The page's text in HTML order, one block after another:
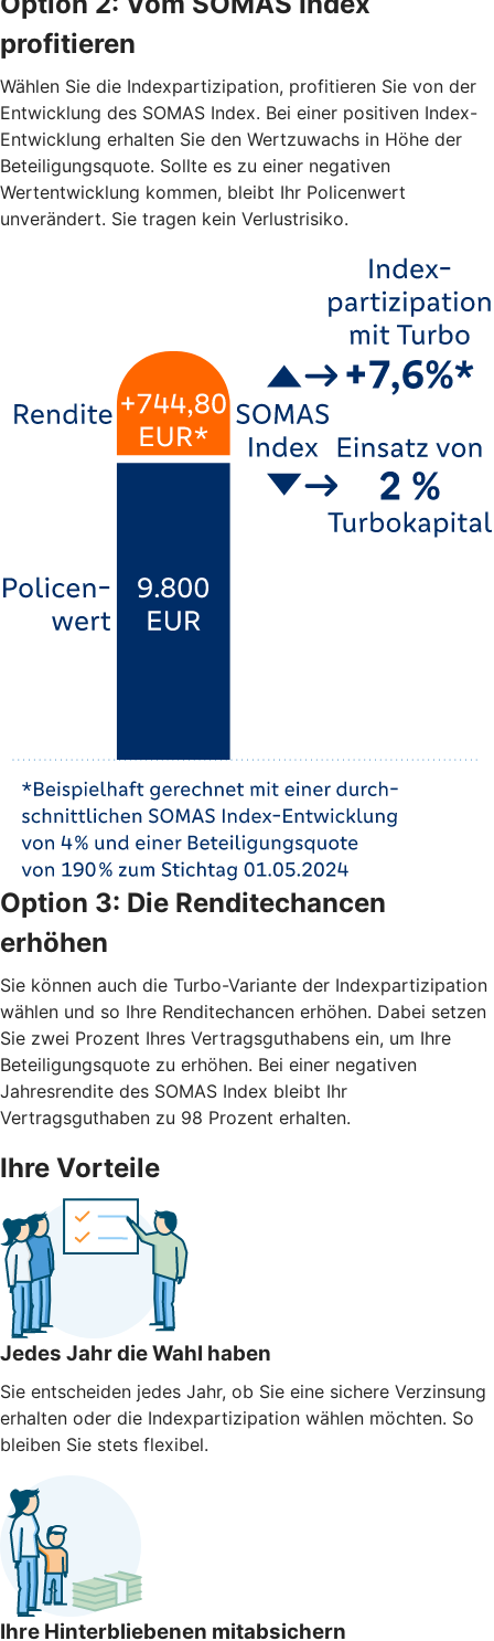
profitieren
Wählen Sie die Indexpartizipation, profitieren Sie von der
Entwicklung des SOMAS Index. Bei einer positiven Index-
Entwicklung erhalten Sie den Wertzuwachs in Höhe der
Beteiligungsquote. Sollte es zu einer negativen
Wertentwicklung kommen, bleibt Ihr Policenwert
unverändert. Sie tragen kein Verlustrisiko.
Option 3: Die Renditechancen
erhöhen
Sie können auch die Turbo-Variante der Indexpartizipation
wählen und so Ihre Renditechancen erhöhen. Dabei setzen
Sie zwei Prozent Ihres Vertragsguthabens ein, um Ihre
Beteiligungsquote zu erhöhen. Bei einer negativen
Jahresrendite des SOMAS Index bleibt Ihr
Vertragsguthaben zu 98 Prozent erhalten.
Ihre Vorteile
Jedes Jahr die Wahl haben
Sie entscheiden jedes Jahr, ob Sie eine sichere Verzinsung
erhalten oder die Indexpartizipation wählen möchten. So
bleiben Sie stets flexibel.
Ihre Hinterbliebenen mitabsichern